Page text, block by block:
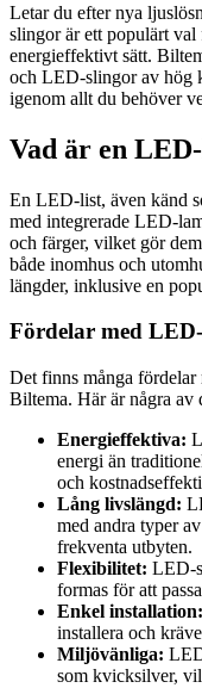
Letar du efter nya
slingor är ett populärt val
energieffektivt sätt.
och LED-slingor av hög
igenom allt du behöver
Vad är en
En LED-list, även känd
med integrerade LED-
och färger, vilket gör
både inomhus och
längder, inklusive en
Fördelar med
Det finns många
Biltema. Här är några av
Energieffektiva:
energi än
och
Lång livslängd:
med andra typer
frekventa utbyten.
Flexibilitet: LED-
formas för att
Enkel installation:
installera och
Miljövänliga:
som kvicksilver,